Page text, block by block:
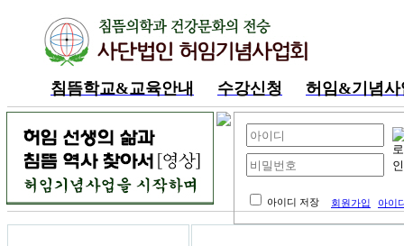
침뜸학교&교육안내 수강신청
허임&기념사
아이디 저장 회원가입 아이